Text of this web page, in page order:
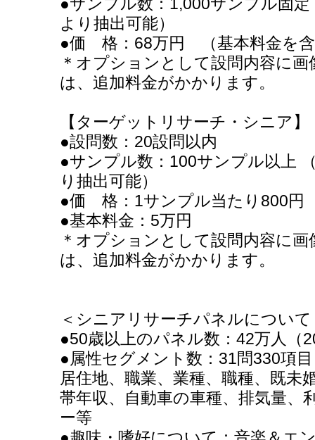
より抽出可能）
●価 格：68万円 （基本料金を
＊オプションとして設問内容に
は、追加料金がかかります。
【ターゲットリサーチ・シニア】
●設問数：20設問以内
●サンプル数：100サンプル以上
り抽出可能）
●価 格：1サンプル当たり800
●基本料金：5万円
＊オプションとして設問内容に
は、追加料金がかかります。
＜シニアリサーチパネルについて
●50歳以上のパネル数：42万人（
●属性セグメント数：31問330項
居住地、職業、業種、職種、既未
帯年収、自動車の車種、排気量、
ー等